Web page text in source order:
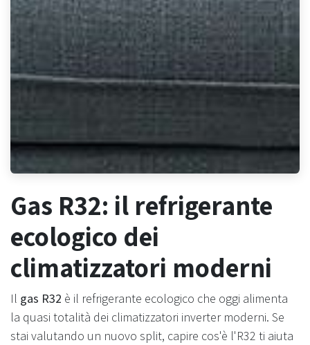
Gas R32: il refrigerante
ecologico dei
climatizzatori moderni
Il gas R32 è il refrigerante ecologico che oggi alimenta
la quasi totalità dei climatizzatori inverter moderni. Se
stai valutando un nuovo split, capire cos'è l'R32 ti aiuta